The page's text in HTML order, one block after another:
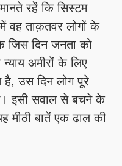
रहें कि सिस्टम
ताक़तवर लोगों के
जिस दिन जनता को
अमीरों के लिए
उस दिन लोग पूरे
इसी सवाल से बचने के
मीठी बातें एक ढाल की